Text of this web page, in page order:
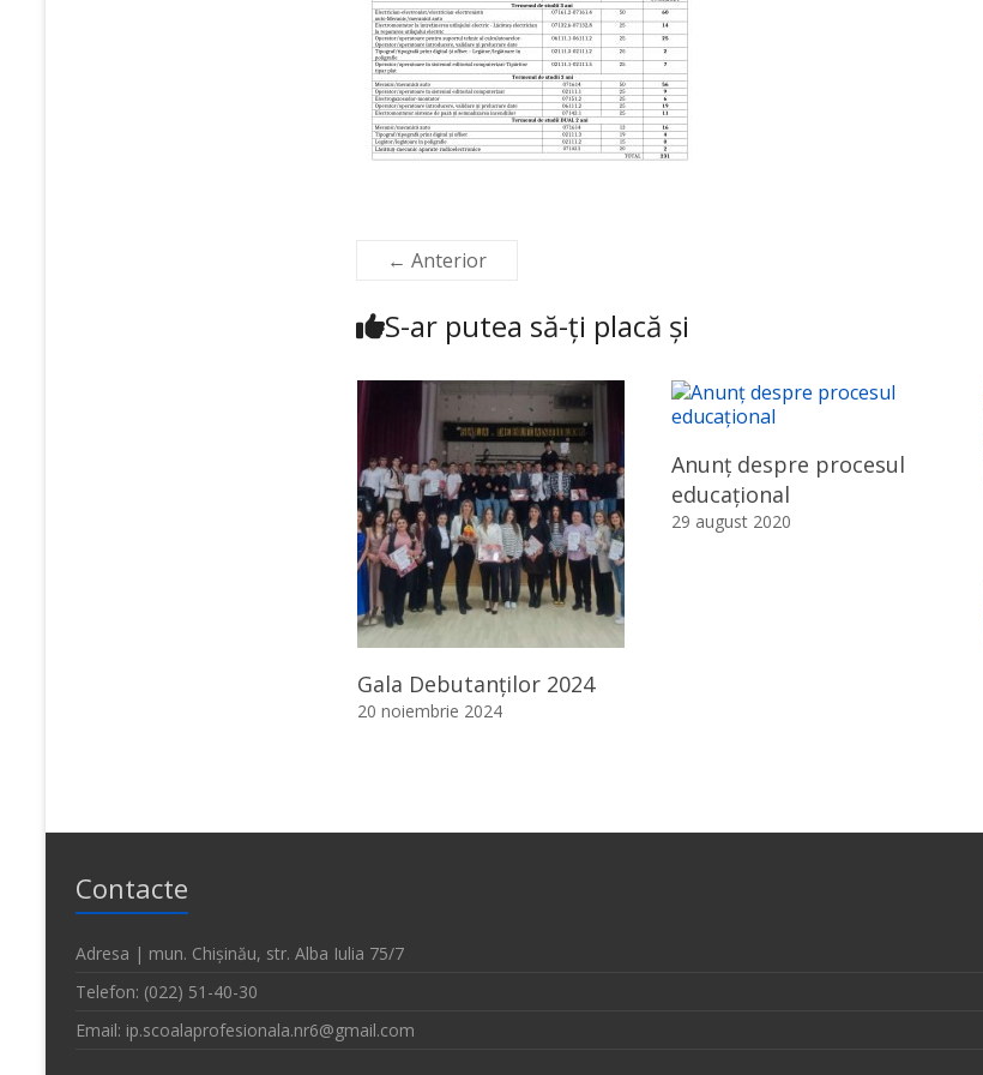
← Anterior
S-ar putea să-ți placă și
Gala Debutanților 2024
20 noiembrie 2024
Anunț despre procesul
educațional
29 august 2020
Contacte
Adresa | mun. Chișinău, str. Alba Iulia 75/7
Telefon: (022) 51-40-30
Email: ip.scoalaprofesionala.nr6@gmail.com